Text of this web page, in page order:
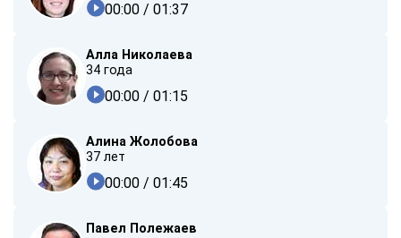
00:00 / 01:37
Алла Николаева
34 года
00:00 / 01:15
Алина Жолобова
37 лет
00:00 / 01:45
Павел Полежаев